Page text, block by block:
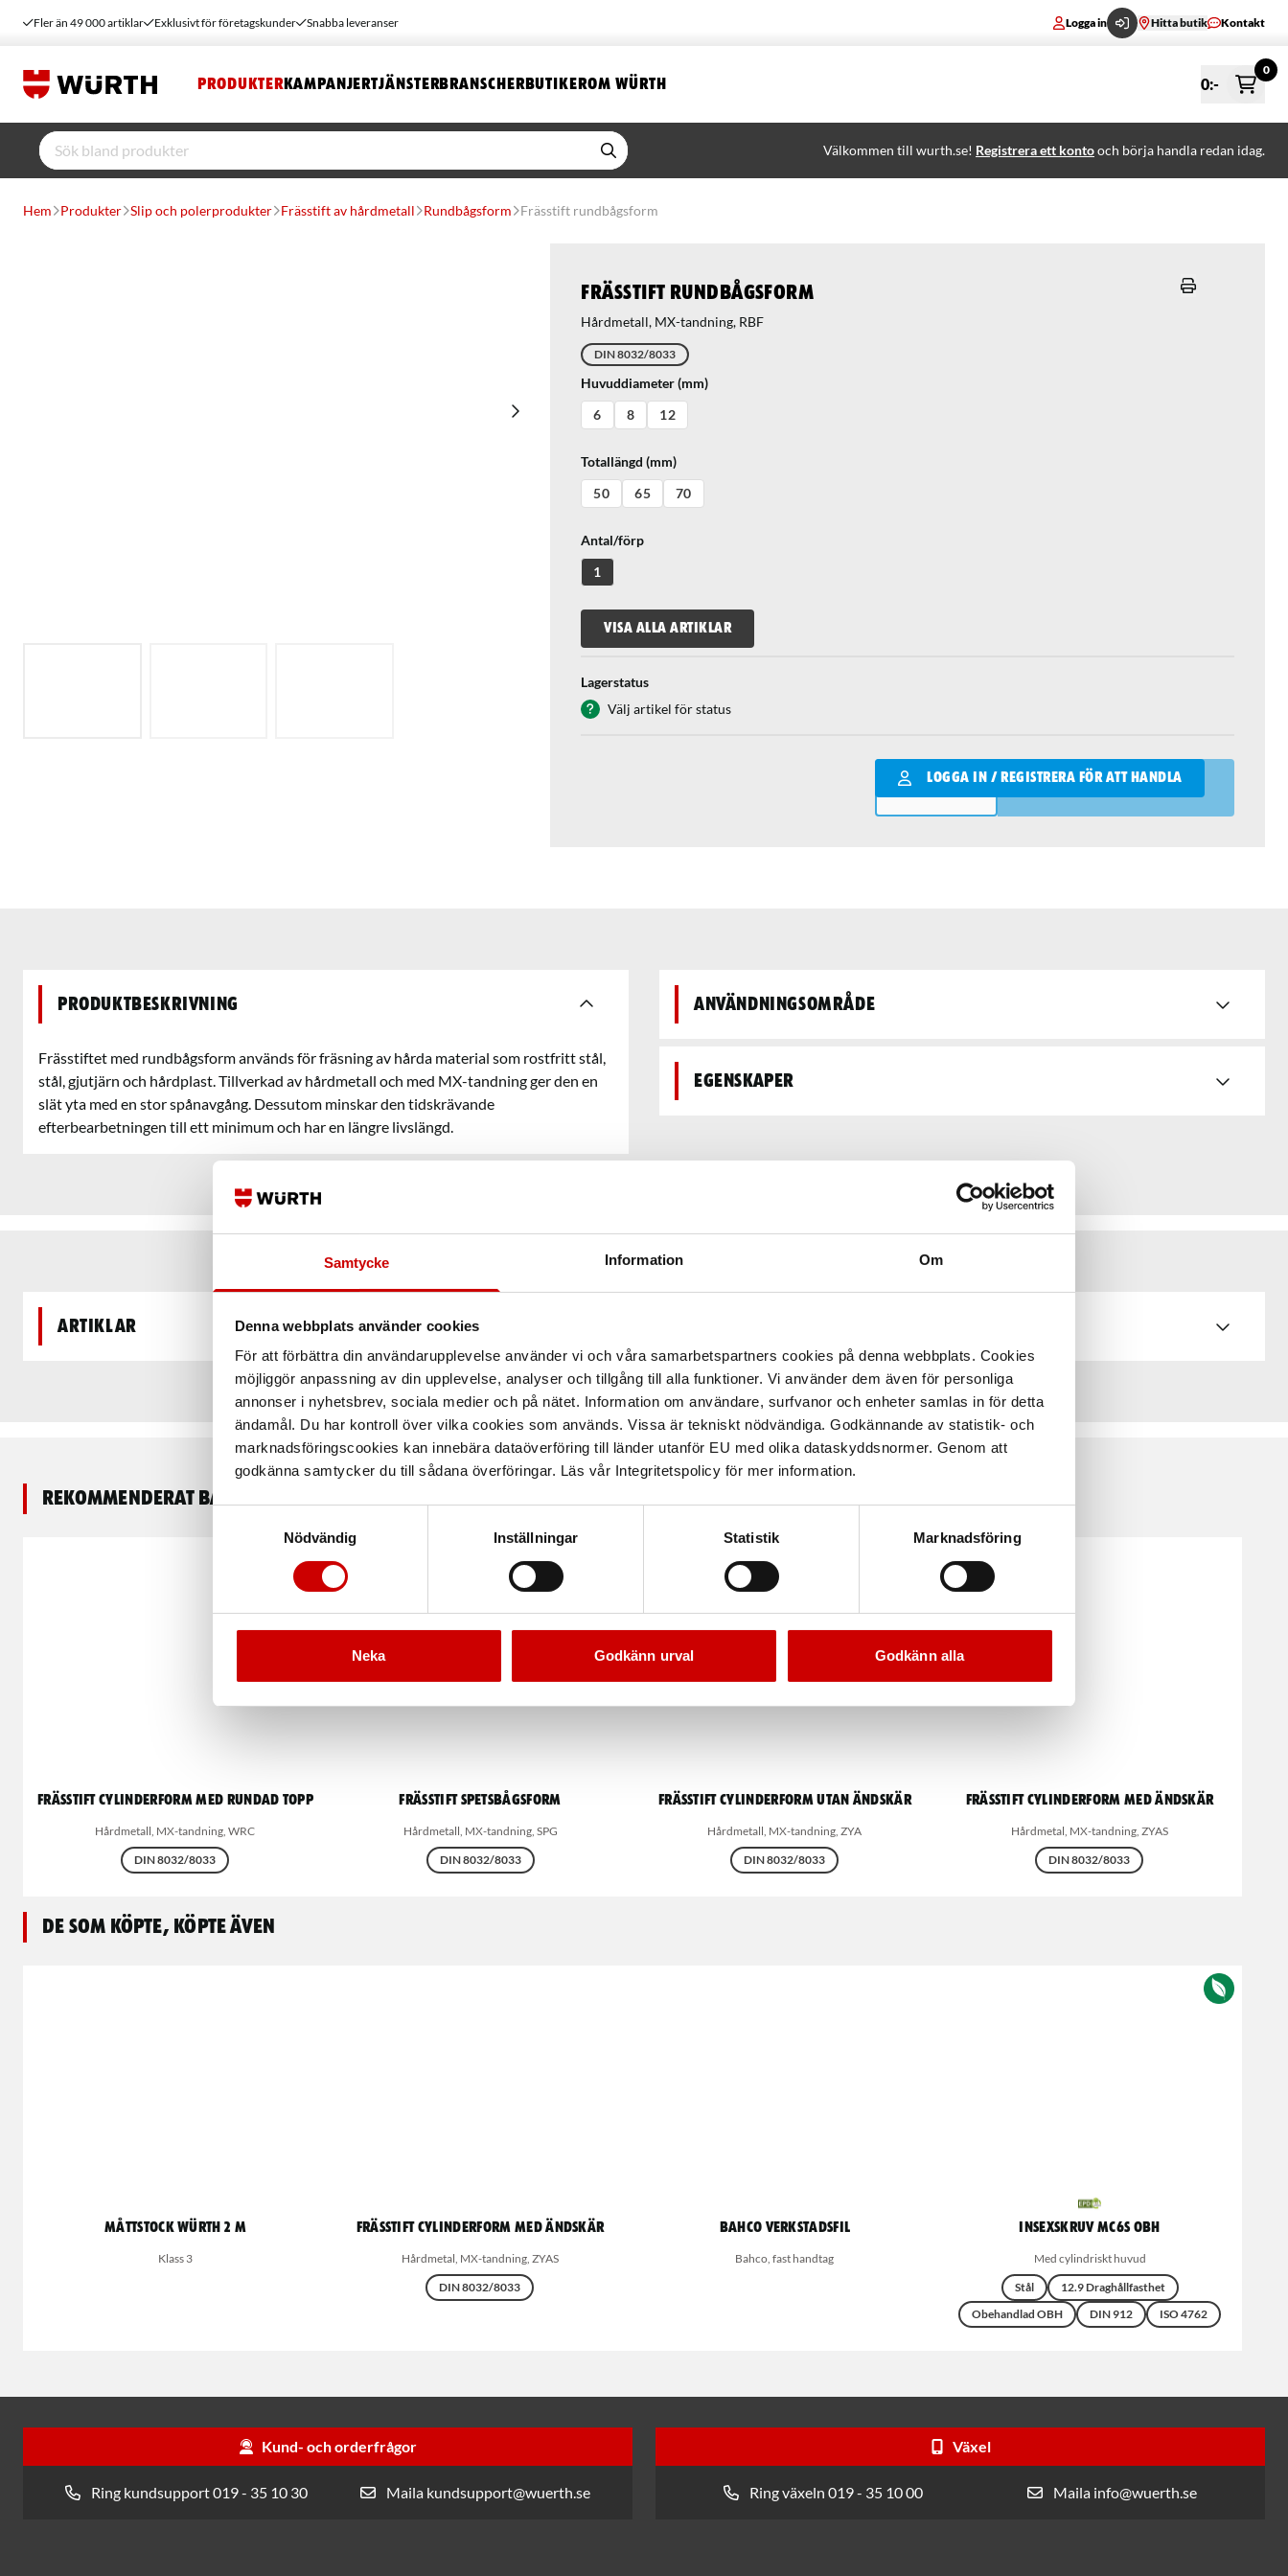
Samtycke Information Om
Denna webbplats använder cookies
För att förbättra din användarupplevelse använder vi och våra samarbetspartners cookies på denna webbplats. Cookies
möjliggör anpassning av din upplevelse, analyser och tillgång till alla funktioner. Vi använder dem även för personliga
annonser i nyhetsbrev, sociala medier och på nätet. Information om användare, surfvanor och enheter samlas in för detta
ändamål. Du har kontroll över vilka cookies som används. Vissa är tekniskt nödvändiga. Godkännande av statistik- och
marknadsföringscookies kan innebära dataöverföring till länder utanför EU med olika dataskyddsnormer. Genom att
godkänna samtycker du till sådana överföringar. Läs vår Integritetspolicy för mer information.
Nödvändig
Inställningar Statistik Marknadsföring
Neka Godkänn urval Godkänn alla
Fler än 49 000 artiklar Exklusivt för företagskunder Snabba leveranser Logga in Hitta butik Kontakt
PRODUKTER KAMPANJERTJÄNSTERBRANSCHERBUTIKEROM WÜRTH 0:-
0
Välkommen till wurth.se! Registrera ett kontooch börja handla redan idag.
Hem Produkter Slip och polerprodukter Frässtift av hårdmetall Rundbågsform Frässtift rundbågsform
Frässtift rundbågsform
Hårdmetall, MX-tandning, RBF
DIN 8032/8033
Huvuddiameter (mm)
6
8 12
Totallängd (mm)
50
65 70
Antal/förp
1
VISA ALLA ARTIKLAR
Lagerstatus
Välj artikel för status
LOGGA IN / REGISTRERA FÖR ATT HANDLA
Qantity
LÄGG I VARUKORGEN
Produktbeskrivning
Frässtiftet med rundbågsform används för fräsning av hårda material som rostfritt stål,
stål, gjutjärn och hårdplast. Tillverkad av hårdmetall och med MX-tandning ger den en
slät yta med en stor spånavgång. Dessutom minskar den tidskrävande
efterbearbetningen till ett minimum och har en längre livslängd.
Användningsområde
Egenskaper
Artiklar
Rekommenderat baserat på vald produkt
Frässtift cylinderform med rundad topp
Hårdmetall, MX-tandning, WRC
DIN 8032/8033
Frässtift spetsbågsform
Hårdmetall, MX-tandning, SPG
DIN 8032/8033
Frässtift Cylinderform utan ändskär
Hårdmetall, MX-tandning, ZYA
DIN 8032/8033
Frässtift Cylinderform med ändskär
Hårdmetal, MX-tandning, ZYAS
DIN 8032/8033
De som köpte, köpte även
Måttstock Würth 2 m
Klass 3
Frässtift Cylinderform med ändskär
Hårdmetal, MX-tandning, ZYAS
DIN 8032/8033
Bahco Verkstadsfil
Bahco, fast handtag
Insexskruv MC6S OBH
Med cylindriskt huvud
Stål
12.9 Draghållfasthet
Obehandlad OBH
DIN 912 ISO 4762
Kund- och orderfrågor
Ring kundsupport 019 - 35 10 30 Maila kundsupport@wuerth.se
Växel
Ring växeln 019 - 35 10 00 Maila info@wuerth.se